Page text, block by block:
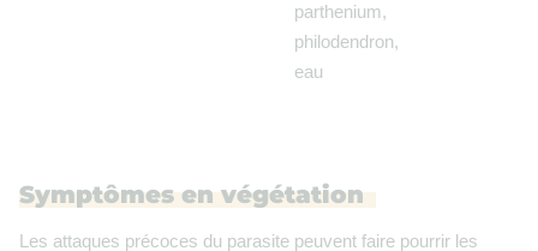
parthenium,
philodendron,
eau
Symptômes en végétation
Les attaques précoces du parasite peuvent faire pourrir les